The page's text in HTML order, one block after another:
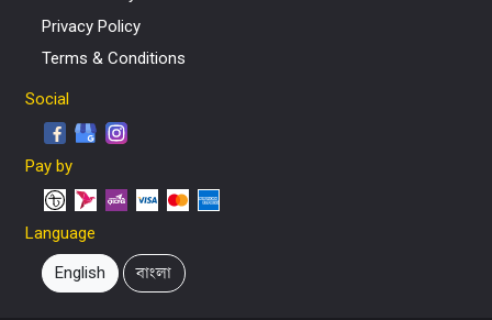
Privacy Policy
Terms & Conditions
Social
Pay by
Language
English বাংলা